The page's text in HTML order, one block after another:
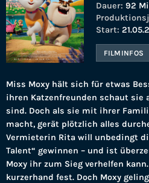
Dauer: 92
Start:
FILMINFOS
Miss Moxy hält sich für etwas
ihren Katzenfreunden schaut sie
sind. Doch als sie mit ihrer
macht, gerät plötzlich alles
Vermieterin Rita will unbedingt
Talent“ gewinnen – und ist
Moxy ihr zum Sieg verhelfen
kurzerhand fest. Doch Moxy